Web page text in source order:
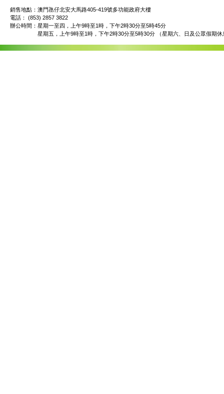
銷售地點：澳門氹仔北安大馬路405-419號多功能政府大樓
電話： (853) 2857 3822
辦公時間： 星期一至四，上午9時至1時，下午2時30分至5時45分
星期五，上午9時至1時，下午2時30分至5時30分 （星期六、日及公眾假期休